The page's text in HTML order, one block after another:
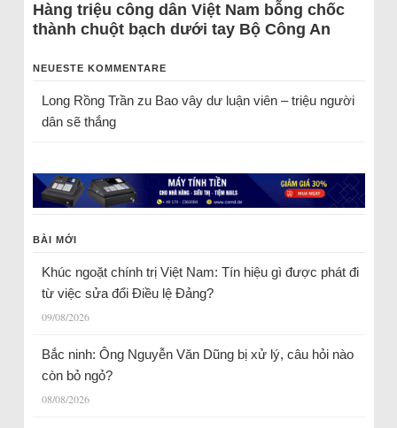
Hàng triệu công dân Việt Nam bỗng chốc
thành chuột bạch dưới tay Bộ Công An
NEUESTE KOMMENTARE
Long Rồng Trầnzu Bao vây dư luận viên – triệu người
dân sẽ thắng
BÀI MỚI
Khúc ngoặt chính trị Việt Nam: Tín hiệu gì được phát đi
từ việc sửa đổi Điều lệ Đảng?
09/08/2026
Bắc ninh: Ông Nguyễn Văn Dũng bị xử lý, câu hỏi nào
còn bỏ ngỏ?
08/08/2026